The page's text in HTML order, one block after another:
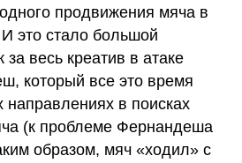
продвижения мяча в
это стало большой
за весь креатив в атаке
который все это время
направлениях в поисках
(к проблеме Фернандеша
образом, мяч «ходил» с